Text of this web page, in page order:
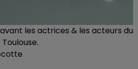
les actrices & les acteurs du